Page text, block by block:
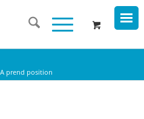
prend position